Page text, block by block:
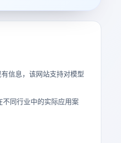
信息，该网站支持对模型
同行业中的实际应用案